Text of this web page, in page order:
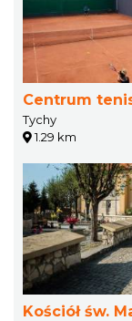
Centrum
Tychy
1.29 km
Kościół św.